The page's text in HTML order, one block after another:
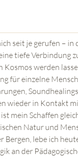
seit je gerufen – in
tiefe Verbindung
werden
für einzelne
wieder in Kontakt
mein Schaffen
Natur und
Bergen, lebe ich
an der